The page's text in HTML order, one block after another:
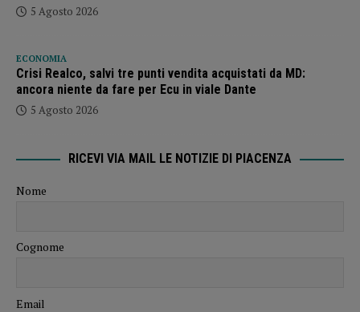
5 Agosto 2026
ECONOMIA
Crisi Realco, salvi tre punti vendita acquistati da MD:
ancora niente da fare per Ecu in viale Dante
5 Agosto 2026
RICEVI VIA MAIL LE NOTIZIE DI PIACENZA
Nome
Cognome
Email